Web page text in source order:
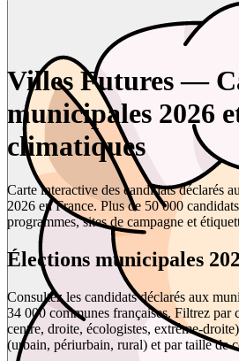
Villes Futures —
municipales 2026
climatiques
Carte interactive des candidats déclarés
2026 en France. Plus de 50 000
programmes, sites de campagne et
Élections municipales
Consultez les candidats déclarés aux
34 000 communes françaises. Filtrez par
centre, droite, écologistes, extrême-
(urbain, périurbain, rural) et par taille de